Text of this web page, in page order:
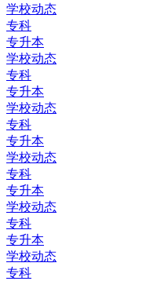
学校动态
专科
专升本
学校动态
专科
专升本
学校动态
专科
专升本
学校动态
专科
专升本
学校动态
专科
专升本
学校动态
专科